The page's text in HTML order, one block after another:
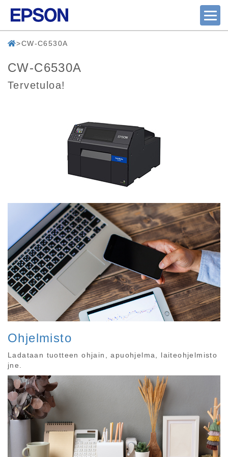
CW-C6530A
CW-C6530A
Tervetuloa!
Ohjelmisto
Ladataan tuotteen ohjain, apuohjelma, laiteohjelmisto
jne.